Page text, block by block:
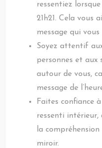
ressentiez
21h21. Cela vous
message qui vous
Soyez attentif
personnes et aux
autour de vous,
message de
Faites confiance
ressenti intérieur,
la compréhension
miroir.